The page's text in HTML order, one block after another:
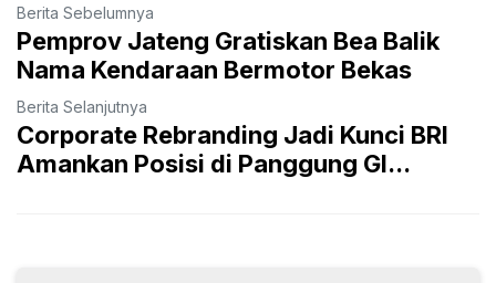
Berita Sebelumnya
Pemprov Jateng Gratiskan Bea Balik
Nama Kendaraan Bermotor Bekas
Berita Selanjutnya
Corporate Rebranding Jadi Kunci BRI
Amankan Posisi di Panggung Gl...